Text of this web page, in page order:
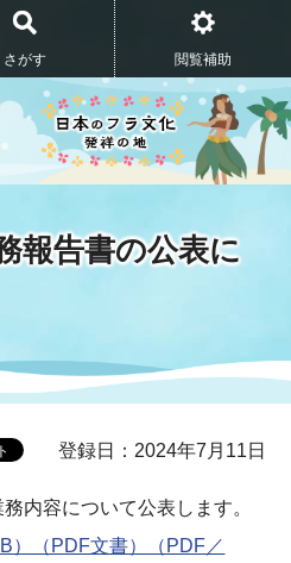
さがす 閲覧補助
報告書の公表に
登録日：2024年7月11日
内容について公表します。
）（PDF文書）（PDF／